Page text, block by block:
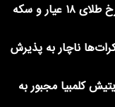
جدیدترین قیمت طلا امروز ۱۸ مرداد ۱۴۰۵؛ نرخ طلای ۱۸ عیار و سکه
ناچار به پذیرش
هزار نفر در بریتیش کلمبیا مجبور به